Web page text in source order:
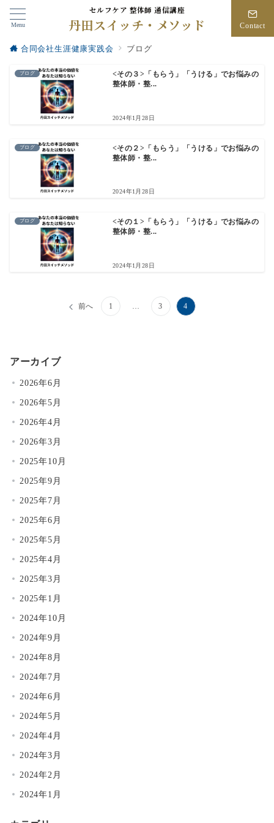
Menu
セルフケア 整体師 通信講座
丹田スイッチ・メソッド Contact
合同会社生涯健康実践会 ブログ
ブログ
<その３>「もらう」「うける」でお悩みの
整体師・整...
2024年1月28日
ブログ
<その２>「もらう」「うける」でお悩みの
整体師・整...
2024年1月28日
ブログ
<その１>「もらう」「うける」でお悩みの
整体師・整...
2024年1月28日
ペ
ー
前へ 1 … 3 4
アーカイブ
2026年6月
2026年5月
2026年4月
2026年3月
2025年10月
2025年9月
2025年7月
2025年6月
2025年5月
2025年4月
2025年3月
2025年1月
2024年10月
2024年9月
2024年8月
2024年7月
2024年6月
2024年5月
2024年4月
2024年3月
2024年2月
2024年1月